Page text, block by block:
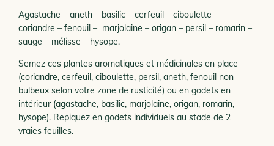
Agastache – aneth – basilic – cerfeuil – ciboulette –
coriandre – fenouil – marjolaine – origan – persil – romarin –
sauge – mélisse – hysope.
Semez ces plantes aromatiques et médicinales en place
(coriandre, cerfeuil, ciboulette, persil, aneth, fenouil non
bulbeux selon votre zone de rusticité) ou en godets en
intérieur (agastache, basilic, marjolaine, origan, romarin,
hysope). Repiquez en godets individuels au stade de 2
vraies feuilles.